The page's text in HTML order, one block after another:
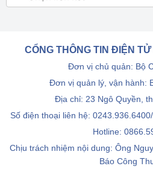
CỔNG THÔNG TIN ĐIỆN
Đơn vị chủ quản: Bộ
Đơn vị quản lý, vận hành:
Địa chỉ: 23 Ngô Quyền,
Số điện thoại liên hệ:
Hotline:
Chịu trách nhiệm nội dung: Ông
Báo Công